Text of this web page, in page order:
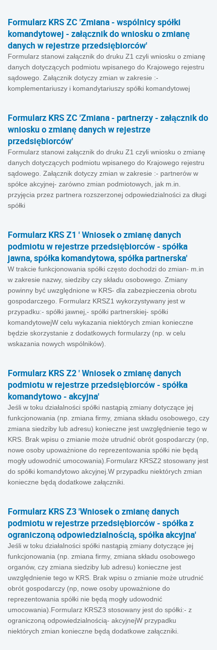
Formularz KRS ZC 'Zmiana - wspólnicy spółki
komandytowej - załącznik do wniosku o zmianę
danych w rejestrze przedsiębiorców'
Formularz stanowi załącznik do druku Z1 czyli wniosku o zmianę
danych dotyczących podmiotu wpisanego do Krajowego rejestru
sądowego. Załącznik dotyczy zmian w zakresie :-
komplementariuszy i komandytariuszy spółki komandytowej
Formularz KRS ZC 'Zmiana - partnerzy - załącznik do
wniosku o zmianę danych w rejestrze
przedsiębiorców'
Formularz stanowi załącznik do druku Z1 czyli wniosku o zmianę
danych dotyczących podmiotu wpisanego do Krajowego rejestru
sądowego. Załącznik dotyczy zmian w zakresie :- partnerów w
spółce akcyjnej- zarówno zmian podmiotowych, jak m.in.
przyjęcia przez partnera rozszerzonej odpowiedzialności za długi
spółki
Formularz KRS Z1 ' Wniosek o zmianę danych
podmiotu w rejestrze przedsiębiorców - spółka
jawna, spółka komandytowa, spółka partnerska'
W trakcie funkcjonowania spółki często dochodzi do zmian- m.in
w zakresie nazwy, siedziby czy składu osobowego. Zmiany
powinny być uwzględnione w KRS- dla zabezpieczenia obrotu
gospodarczego. Formularz KRSZ1 wykorzystywany jest w
przypadku:- spółki jawnej,- spółki partnerskiej- spółki
komandytowejW celu wykazania niektórych zmian konieczne
będzie skorzystanie z dodatkowych formularzy (np. w celu
wskazania nowych wspólników).
Formularz KRS Z2 ' Wniosek o zmianę danych
podmiotu w rejestrze przedsiębiorców - spółka
komandytowo - akcyjna'
Jeśli w toku działalności spółki nastąpią zmiany dotyczące jej
funkcjonowania (np. zmiana firmy, zmiana składu osobowego, czy
zmiana siedziby lub adresu) konieczne jest uwzględnienie tego w
KRS. Brak wpisu o zmianie może utrudnić obrót gospodarczy (np,
nowe osoby upoważnione do reprezentowania spółki nie będą
mogły udowodnić umocowania).Formularz KRSZ2 stosowany jest
do spółki komandytowo akcyjnej.W przypadku niektórych zmian
konieczne będą dodatkowe załączniki.
Formularz KRS Z3 'Wniosek o zmianę danych
podmiotu w rejestrze przedsiębiorców - spółka z
ograniczoną odpowiedzialnością, spółka akcyjna'
Jeśli w toku działalności spółki nastąpią zmiany dotyczące jej
funkcjonowania (np. zmiana firmy, zmiana składu osobowego
organów, czy zmiana siedziby lub adresu) konieczne jest
uwzględnienie tego w KRS. Brak wpisu o zmianie może utrudnić
obrót gospodarczy (np, nowe osoby upoważnione do
reprezentowania spółki nie będą mogły udowodnić
umocowania).Formularz KRSZ3 stosowany jest do spółki:- z
ograniczoną odpowiedzialnością- akcyjnejW przypadku
niektórych zmian konieczne będą dodatkowe załączniki.